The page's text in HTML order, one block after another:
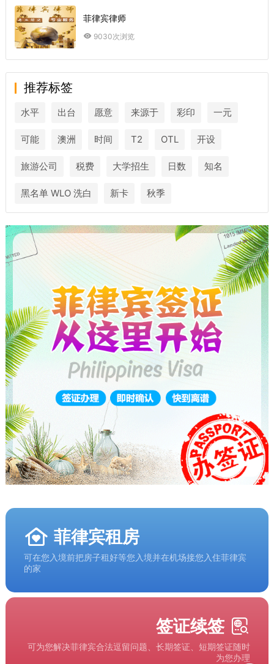
菲律宾律师
9030次浏览
推荐标签
水平 出台 愿意 来源于 彩印 一元
可能 澳洲 时间 T2 OTL 开设
旅游公司 税费 大学招生 日数 知名
黑名单 WLO 洗白 新卡 秋季
菲律宾租房
可在您入境前把房子租好等您入境并在机场接您入住菲律宾
的家
签证续签
可为您解决菲律宾合法逗留问题、长期签证、短期签证随时
为您办理